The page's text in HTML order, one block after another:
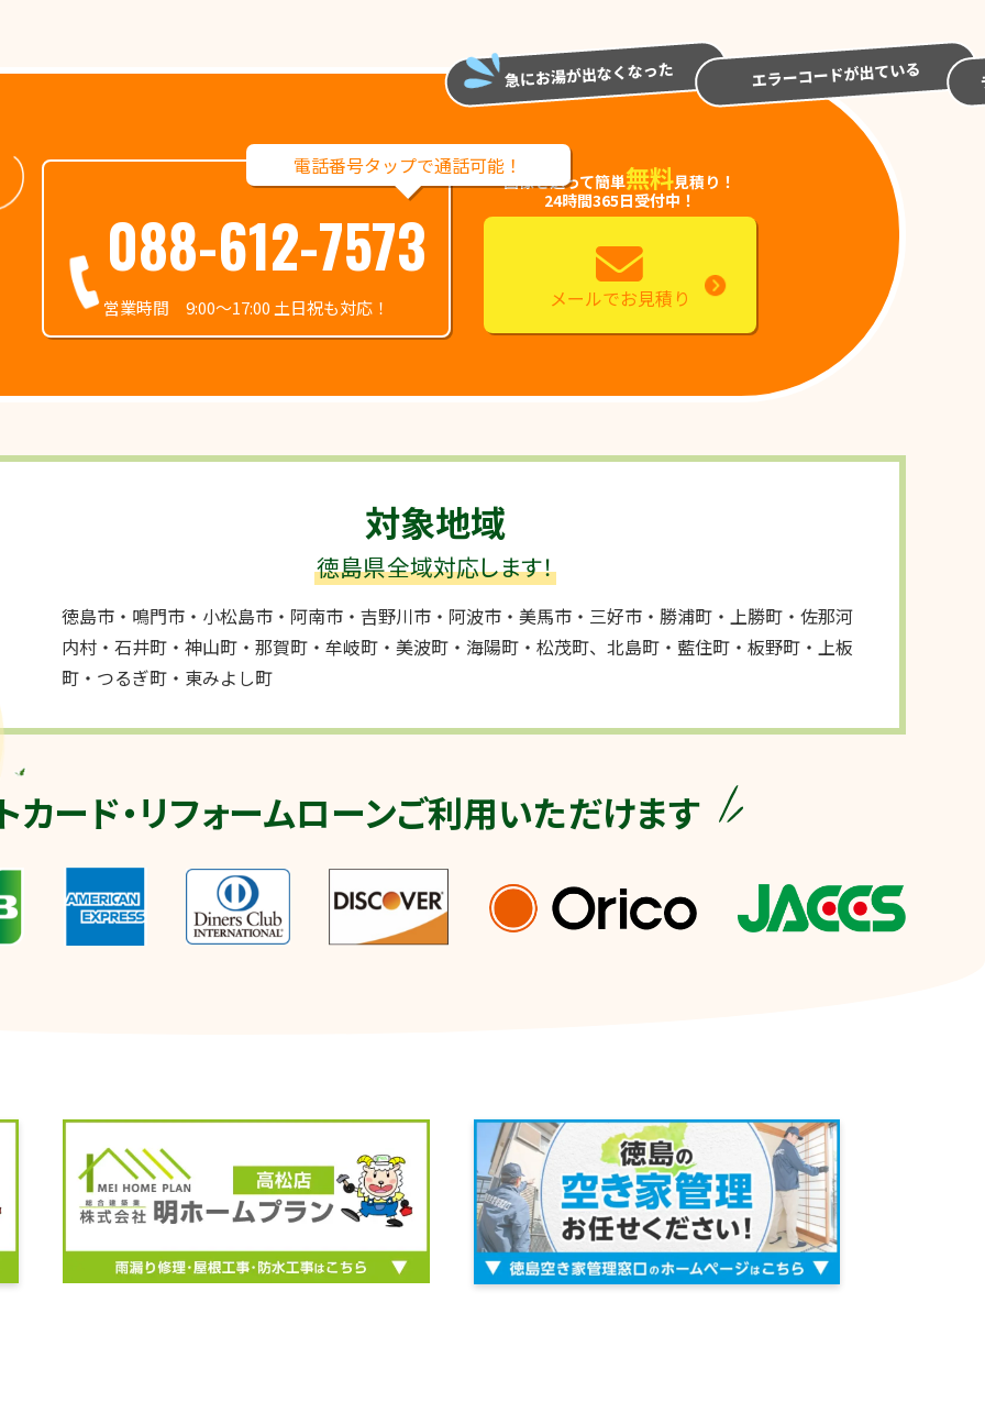
電話番号タップで通話可能！
088-612-7573
営業時間 9:00～17:00 土日祝も対応！
画像を送って簡単無料見積り！
24時間365日受付中！
メールでお見積り
対象地域
徳島県全域対応します！
徳島市・鳴門市・小松島市・阿南市・吉野川市・阿波市・美馬市・三好市・勝浦町・上勝町・佐那河
内村・石井町・神山町・那賀町・牟岐町・美波町・海陽町・松茂町、北島町・藍住町・板野町・上板
町・つるぎ町・東みよし町
ード・リフォームローンご利用いただけます